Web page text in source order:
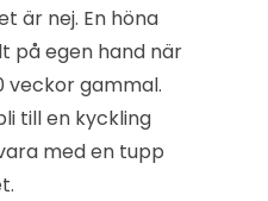
är nej. En höna
på egen hand när
veckor gammal.
till en kyckling
med en tupp